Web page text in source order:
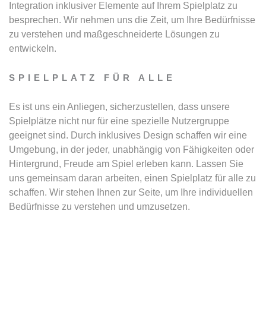
Integration inklusiver Elemente auf Ihrem Spielplatz zu
besprechen. Wir nehmen uns die Zeit, um Ihre Bedürfnisse
zu verstehen und maßgeschneiderte Lösungen zu
entwickeln.
SPIELPLATZ FÜR ALLE
Es ist uns ein Anliegen, sicherzustellen, dass unsere
Spielplätze nicht nur für eine spezielle Nutzergruppe
geeignet sind. Durch inklusives Design schaffen wir eine
Umgebung, in der jeder, unabhängig von Fähigkeiten oder
Hintergrund, Freude am Spiel erleben kann. Lassen Sie
uns gemeinsam daran arbeiten, einen Spielplatz für alle zu
schaffen. Wir stehen Ihnen zur Seite, um Ihre individuellen
Bedürfnisse zu verstehen und umzusetzen.